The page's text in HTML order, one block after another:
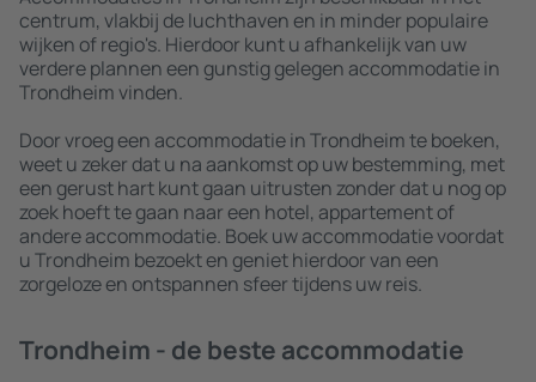
centrum, vlakbij de luchthaven en in minder populaire
wijken of regio's. Hierdoor kunt u afhankelijk van uw
verdere plannen een gunstig gelegen accommodatie in
Trondheim vinden.
Door vroeg een accommodatie in Trondheim te boeken,
weet u zeker dat u na aankomst op uw bestemming, met
een gerust hart kunt gaan uitrusten zonder dat u nog op
zoek hoeft te gaan naar een hotel, appartement of
andere accommodatie. Boek uw accommodatie voordat
u Trondheim bezoekt en geniet hierdoor van een
zorgeloze en ontspannen sfeer tijdens uw reis.
Trondheim - de beste accommodatie